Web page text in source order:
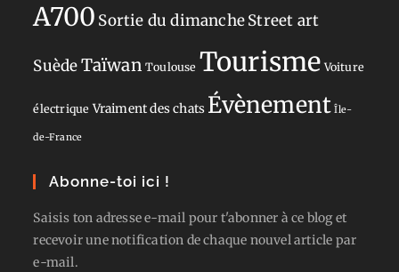
A700 Sortie du dimancheStreet art
SuèdeTaïwan Toulouse Tourisme Voiture
électrique Vraiment des chats Évènement Île-
de-France
Abonne-toi ici !
Saisis ton adresse e-mail pour t'abonner à ce blog et
recevoir une notification de chaque nouvel article par
e-mail.